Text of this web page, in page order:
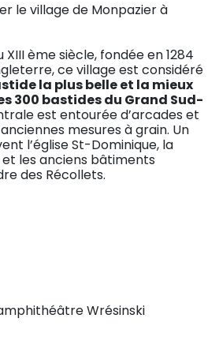
le village de Monpazier à
ème siècle, fondée en 1284
ce village est considéré
la plus belle et la mieux
300 bastides du Grand Sud-
est entourée d’arcades et
mesures à grain. Un
l’église St-Dominique, la
les anciens bâtiments
des Récollets.
Wrésinski